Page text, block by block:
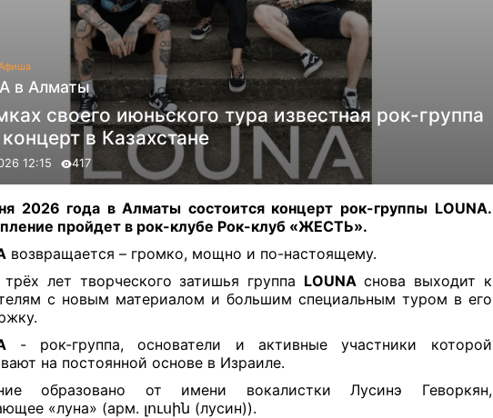
в Алматы
своего июньского тура известная рок-группа
в Казахстане
12:15 417
2026 года в Алматы состоится концерт рок-группы LOUNA.
пройдет в рок-клубе Рок-клуб «ЖЕСТЬ».
возвращается – громко, мощно и по-настоящему.
лет творческого затишья группа LOUNA снова выходит к
с новым материалом и большим специальным туром в его
- рок-группа, основатели и активные участники которой
на постоянной основе в Израиле.
образовано от имени вокалисткиЛусинэ Геворкян,
«луна» (арм. լուսին (лусин)).